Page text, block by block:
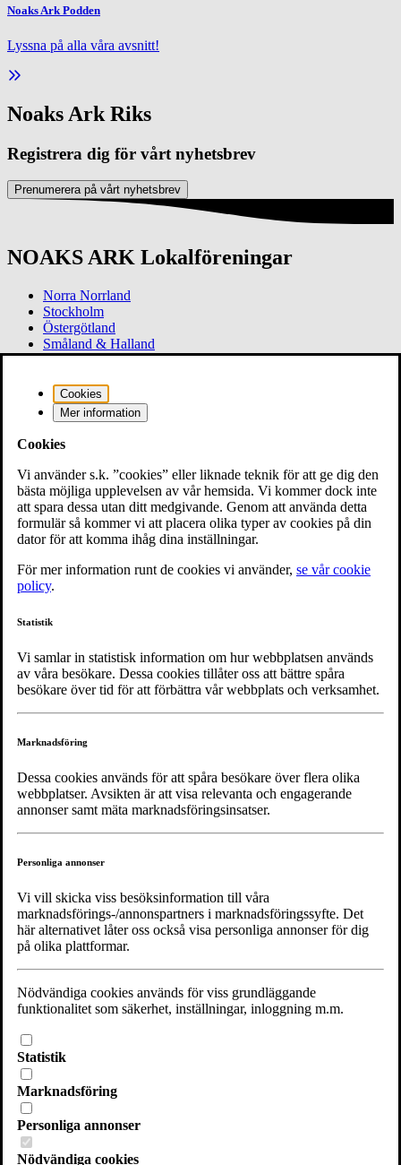
Cookies
Mer information
Cookies
Vi använder s.k. ”cookies” eller liknade teknik för att ge dig den
bästa möjliga upplevelsen av vår hemsida. Vi kommer dock inte
att spara dessa utan ditt medgivande. Genom att använda detta
formulär så kommer vi att placera olika typer av cookies på din
dator för att komma ihåg dina inställningar.
För mer information runt de cookies vi använder, se vår cookie
policy.
Statistik
Vi samlar in statistisk information om hur webbplatsen används
av våra besökare. Dessa cookies tillåter oss att bättre spåra
besökare över tid för att förbättra vår webbplats och verksamhet.
Marknadsföring
Dessa cookies används för att spåra besökare över flera olika
webbplatser. Avsikten är att visa relevanta och engagerande
annonser samt mäta marknadsföringsinsatser.
Personliga annonser
Vi vill skicka viss besöksinformation till våra
marknadsförings-/annonspartners i marknadsföringssyfte. Det
här alternativet låter oss också visa personliga annonser för dig
på olika plattformar.
Nödvändiga cookies används för viss grundläggande
funktionalitet som säkerhet, inställningar, inloggning m.m.
Statistik
Marknadsföring
Personliga annonser
Nödvändiga cookies
Noaks Ark Podden
Lyssna på alla våra avsnitt!
Noaks Ark Riks
Registrera dig för vårt nyhetsbrev
Prenumerera på vårt nyhetsbrev
NOAKS ARK Lokalföreningar
Norra Norrland
Stockholm
Östergötland
Småland & Halland
Göteborg & Västra Götaland
Cookie-inställningar
Om oss
Riksförbundet
Noaks Ark-modellen
Historia
Personuppgiftspolicy
Cookie-policy
Noaks Ark Podden
Noaks Ark Youtube
Riksförbundet Noaks Ark
Vasagatan 28
111 20 Stockholm
08-700 46 00
Organisationsnummer Riksförbundet Noaks Ark: 802452–1786
Copyright © 2026 Noaks Ark |
Choose language
English
Switch to English
Swedish
Continue in Swedish